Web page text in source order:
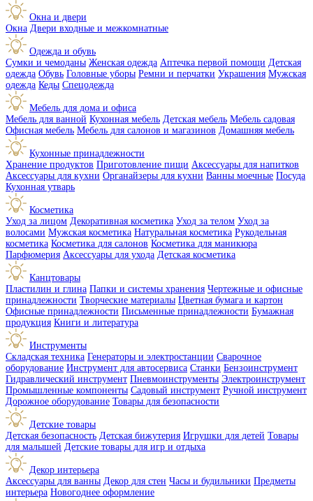
Окна и двери
Окна Двери входные и межкомнатные
Одежда и обувь
Сумки и чемоданы Женская одежда Аптечка первой помощи Детская
одежда Обувь Головные уборы Ремни и перчатки Украшения Мужская
одежда Кеды Спецодежда
Мебель для дома и офиса
Мебель для ванной Кухонная мебель Детская мебель Мебель садовая
Офисная мебель Мебель для салонов и магазинов Домашняя мебель
Кухонные принадлежности
Хранение продуктов Приготовление пищи Аксессуары для напитков
Аксессуары для кухни Органайзеры для кухни Ванны моечные Посуда
Кухонная утварь
Косметика
Уход за лицом Декоративная косметика Уход за телом Уход за
волосами Мужская косметика Натуральная косметика Рукодельная
косметика Косметика для салонов Косметика для маникюра
Парфюмерия Аксессуары для ухода Детская косметика
Канцтовары
Пластилин и глина Папки и системы хранения Чертежные и офисные
принадлежности Творческие материалы Цветная бумага и картон
Офисные принадлежности Письменные принадлежности Бумажная
продукция Книги и литература
Инструменты
Складская техника Генераторы и электростанции Сварочное
оборудование Инструмент для автосервиса Станки Бензоинструмент
Гидравлический инструмент Пневмоинструменты Электроинструмент
Промышленные компоненты Садовый инструмент Ручной инструмент
Дорожное оборудование Товары для безопасности
Детские товары
Детская безопасность Детская бижутерия Игрушки для детей Товары
для малышей Детские товары для игр и отдыха
Декор интерьера
Аксессуары для ванны Декор для стен Часы и будильники Предметы
интерьера Новогоднее оформление